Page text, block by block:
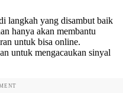
langkah yang disambut baik
hanya akan membantu
untuk bisa online.
untuk mengacaukan sinyal